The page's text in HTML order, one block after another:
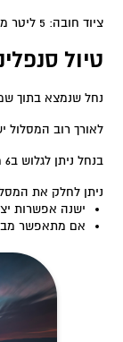
ציוד חובה: 5 ליטר מים, נעלים סגורות, גומייה לשיער לבעלי שיער ארוך.
טיול
נחל שנמצא בתוך
לאורך רוב המסלול
בנחל ניתן לגלוש ב6 מפלים שמגיעים עד לגובה של 50 מטר.
ניתן לחלק את המסלול
ישנה אפשרות
אם מתאפשר